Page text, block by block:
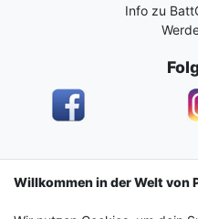
Info zu
Impressum
Willkommen in der Welt von